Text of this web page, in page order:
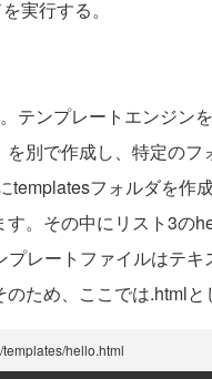
実行する。
テンプレートエンジン
を別で作成し、特定の
templatesフォルダを作
す。その中にリスト3の
プレートファイルはテ
ため、ここでは.htmlと
templates/hello.html